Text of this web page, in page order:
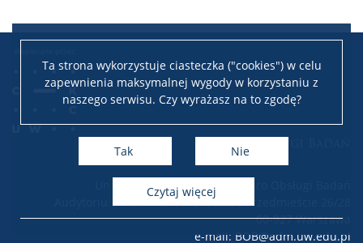
Ta strona wykorzystuje ciasteczka ("cookies") w celu
zapewnienia maksymalnej wygody w korzystaniu z
naszego serwisu. Czy wyrażasz na to zgodę?
Tak Nie
czytaj więcej
Biuro Obsługi Badań
Uniwersytet Warszawski – Biuro Obsługi Badań
Audytorium Maximum, Krakowskie Przedmieście 26/28
00-927 Warszawa
e-mail: BOB@adm.uw.edu.pl